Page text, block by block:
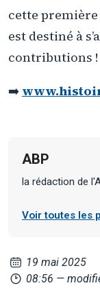
cette
est destiné à
contributions !
➡️
ABP
la rédaction de
Voir toutes les
19 mai 2025
08:56 —